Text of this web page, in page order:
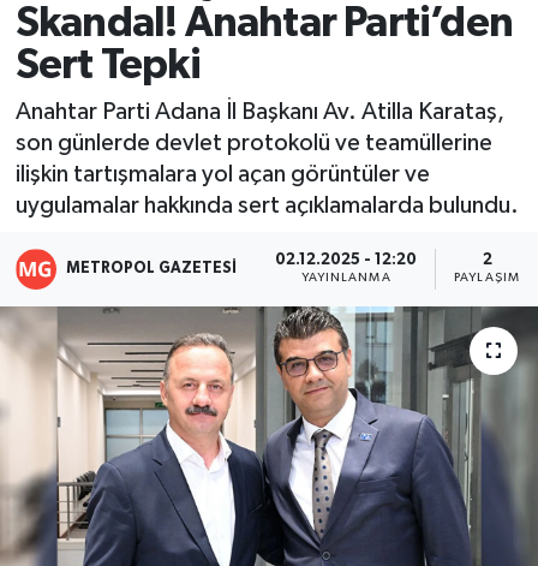
Skandal! Anahtar Parti’den
Sert Tepki
Anahtar Parti Adana İl Başkanı Av. Atilla Karataş,
son günlerde devlet protokolü ve teamüllerine
ilişkin tartışmalara yol açan görüntüler ve
uygulamalar hakkında sert açıklamalarda bulundu.
METROPOL GAZETESI 02.12.2025 - 12:20
YAYINLANMA
2
PAYLAŞIM
Resmi İlanlar